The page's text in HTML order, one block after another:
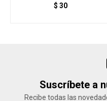
$ 30
Suscríbete a
Recibe todas las